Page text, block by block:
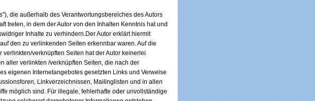
die außerhalb des Verantwortungsbereiches des Autors
treten, in dem der Autor von den Inhalten Kenntnis hat und
Inhalte zu verhindern.Der Autor erklärt hiermit
den zu verlinkenden Seiten erkennbar waren. Auf die
verknüpften Seiten hat der Autor keinerlei
aller verlinkten /verknüpften Seiten, die nach der
eigenen Internetangebotes gesetzten Links und Verweise
Linkverzeichnissen, Mailinglisten und in allen
möglich sind. Für illegale, fehlerhafte oder unvollständige